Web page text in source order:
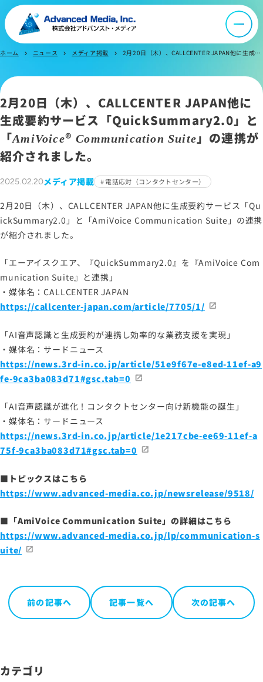
会社案内
オウンドメディア
採用情報
よくあるご質問
サイトマップ
サイトのご利用について
ソーシャルメディアポリシー
プライバシーポリシー
情報セキュリティポリシー
労働者派遣事業に関わる情報
メールマガジン
ホーム chevron_right ニュース chevron_right メディア掲載 chevron_right 2月20日（木）、CALLCENTER JAPAN他に生成要約サービス「QuickSummary2.0」と「AmiVoice® Communication Suite」の連携が紹介されました。
2月20日（木）、CALLCENTER JAPAN他に
生成要約サービス 「QuickSummary2.0」と
「AmiVoice®Communication Suite」の連携が
紹介されました。
2025.02.20メディア掲載 電話応対（コンタクトセンター）
2月20日（木）、CALLCENTER JAPAN他に生成要約サービス「Qu
ickSummary2.0」と「AmiVoice Communication Suite」の連携
が紹介されました。
「エーアイスクエア、『QuickSummary2.0』を『AmiVoice Com
munication Suite』と連携」
・媒体名：CALLCENTER JAPAN
https://callcenter-japan.com/article/7705/1/
「AI音声認識と生成要約が連携し効率的な業務支援を実現」
・媒体名：サードニュース
https://news.3rd-in.co.jp/article/51e9f67e-e8ed-11ef-a9
fe-9ca3ba083d71#gsc.tab=0
「AI音声認識が進化！コンタクトセンター向け新機能の誕生」
・媒体名：サードニュース
https://news.3rd-in.co.jp/article/1e217cbe-ee69-11ef-a
75f-9ca3ba083d71#gsc.tab=0
■トピックスはこちら
https://www.advanced-media.co.jp/newsrelease/9518/
■「AmiVoice Communication Suite」の詳細はこちら
https://www.advanced-media.co.jp/lp/communication-s
uite/
前の記事へ 記事一覧へ 次の記事へ
カテゴリ